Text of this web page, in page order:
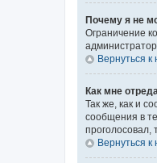
Почему я не
Ограничение
Вернуться к
Как мне
Так же, как и
сообщения в
проголосовал,
Вернуться к